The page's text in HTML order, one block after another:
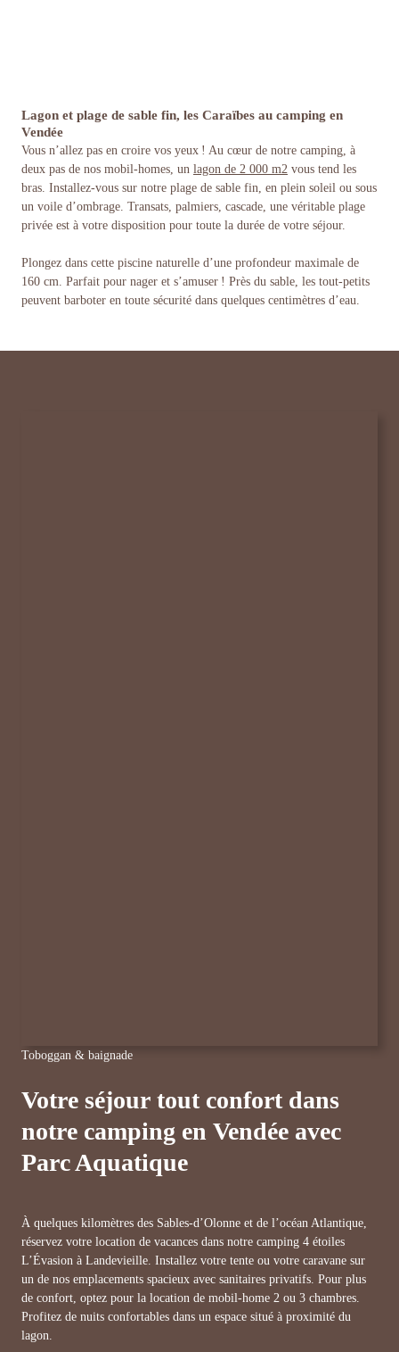
Lagon et plage de sable fin, les Caraïbes au camping en
Vendée
Vous n’allez pas en croire vos yeux ! Au cœur de notre camping, à
deux pas de nos mobil-homes, un lagon de 2 000 m2 vous tend les
bras. Installez-vous sur notre plage de sable fin, en plein soleil ou sous
un voile d’ombrage. Transats, palmiers, cascade, une véritable plage
privée est à votre disposition pour toute la durée de votre séjour.
Plongez dans cette piscine naturelle d’une profondeur maximale de
160 cm. Parfait pour nager et s’amuser ! Près du sable, les tout-petits
peuvent barboter en toute sécurité dans quelques centimètres d’eau.
Toboggan & baignade
Votre séjour tout confort dans
notre camping en Vendée avec
Parc Aquatique
À quelques kilomètres des Sables-d’Olonne et de l’océan Atlantique,
réservez votre location de vacances dans notre camping 4 étoiles
L’Évasion à Landevieille. Installez votre tente ou votre caravane sur
un de nos emplacements spacieux avec sanitaires privatifs. Pour plus
de confort, optez pour la location de mobil-home 2 ou 3 chambres.
Profitez de nuits confortables dans un espace situé à proximité du
lagon.